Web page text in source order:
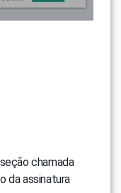
chamada
da assinatura